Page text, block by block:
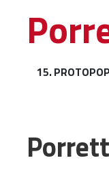
ISTORIC
ORGANIZAREA
15.